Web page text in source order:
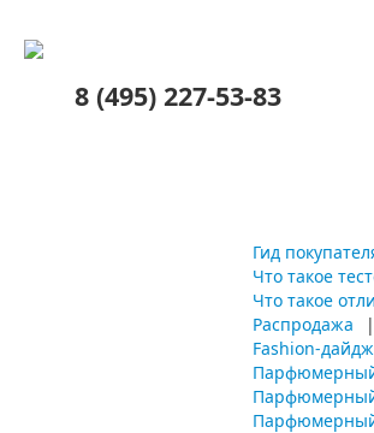
8 (495) 227-53-83
Гид
Что такое
Что такое
Распродажа
|
Fashion-